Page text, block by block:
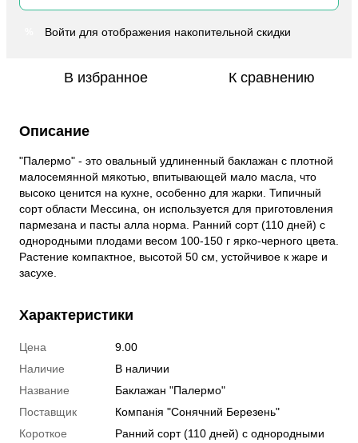
Войти для отображения накопительной скидки
В избранное К сравнению
Описание
"Палермо" - это овальный удлиненный баклажан с плотной
малосемянной мякотью, впитывающей мало масла, что
высоко ценится на кухне, особенно для жарки. Типичный
сорт области Мессина, он используется для приготовления
пармезана и пасты алла норма. Ранний сорт (110 дней) с
однородными плодами весом 100-150 г ярко-черного цвета.
Растение компактное, высотой 50 см, устойчивое к жаре и
засухе.
Характеристики
Цена
9.00
Наличие
В наличии
Название
Баклажан "Палермо"
Поставщик
Компанія "Сонячний Березень"
Короткое
Ранний сорт (110 дней) с однородными